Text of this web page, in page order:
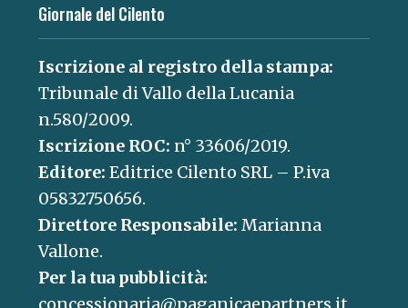
Giornale del Cilento
Iscrizione al registro della stampa:
Tribunale di Vallo della Lucania
n.580/2009.
Iscrizione ROC: n° 33606/2019.
Editore: Editrice Cilento SRL – P.iva
05832750656.
Direttore Responsabile: Marianna
Vallone.
Per la tua pubblicità:
concessionaria@paganicaepartners.it